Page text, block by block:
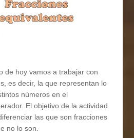
de hoy vamos a trabajar con
es decir, la que representan lo
números en el
El objetivo de la actividad
las que son fracciones
no lo son.